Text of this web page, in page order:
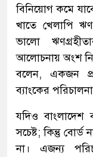
বিনিয়োগ কমে
খাতে খেলাপি
ভালো
আলোচনায় অংশ
বলেন, একজন
ব্যাংকের
যদিও বাংলাদেশ
সচেষ্ট; কিন্তু
না। এজন্য